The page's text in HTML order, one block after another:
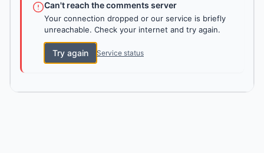
Can't reach the comments server
Your connection dropped or our service is briefly
unreachable. Check your internet and try again.
Try again Service status